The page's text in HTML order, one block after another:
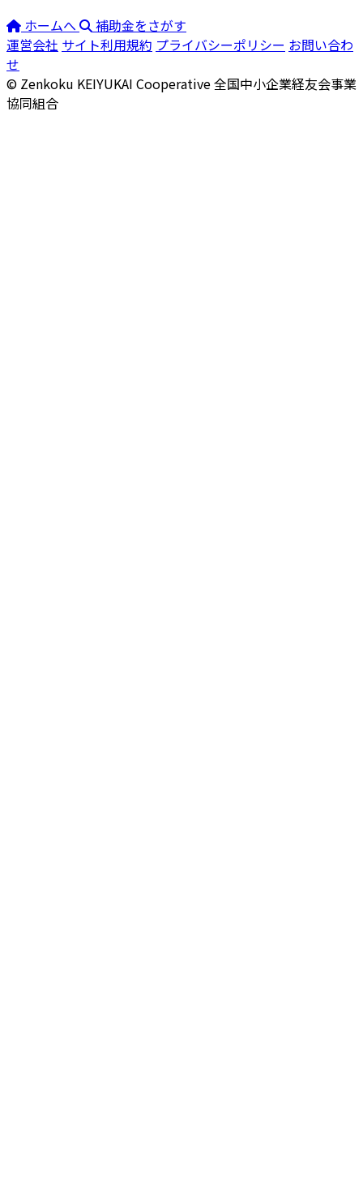
ホームへ
補助金をさがす
運営会社 サイト利用規約 プライバシーポリシー お問い合わ
せ
© Zenkoku KEIYUKAI Cooperative全国中小企業経友会事業
協同組合